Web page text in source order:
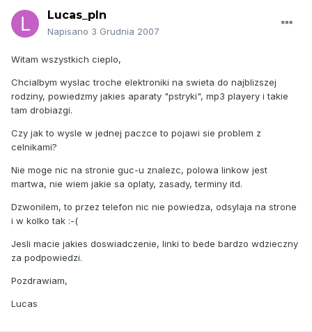
Lucas_pln
Napisano 3 Grudnia 2007
Witam wszystkich cieplo,
Chcialbym wyslac troche elektroniki na swieta do najblizszej
rodziny, powiedzmy jakies aparaty "pstryki", mp3 playery i takie
tam drobiazgi.
Czy jak to wysle w jednej paczce to pojawi sie problem z
celnikami?
Nie moge nic na stronie guc-u znalezc, polowa linkow jest
martwa, nie wiem jakie sa oplaty, zasady, terminy itd.
Dzwonilem, to przez telefon nic nie powiedza, odsylaja na strone
i w kolko tak :-(
Jesli macie jakies doswiadczenie, linki to bede bardzo wdzieczny
za podpowiedzi.
Pozdrawiam,
Lucas